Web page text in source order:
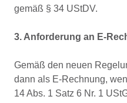
gemäß § 34 UStDV.
3. Anforderung an E-
Gemäß den neuen
dann als E-Rechnung,
14 Abs. 1 Satz 6 Nr. 1